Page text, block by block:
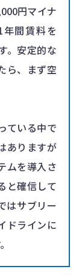
円マイナ
間賃料を
。安定的な
ら、まず空
ている中で
ありますが
ムを導入さ
と確信して
はサブリー
ドラインに